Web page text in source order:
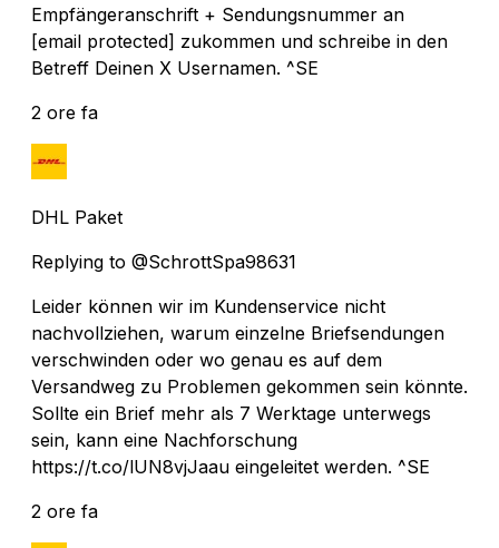
Empfängeranschrift + Sendungsnummer an
[email protected] zukommen und schreibe in den
Betreff Deinen X Usernamen. ^SE
2 ore fa
DHL Paket
Replying to @SchrottSpa98631
Leider können wir im Kundenservice nicht
nachvollziehen, warum einzelne Briefsendungen
verschwinden oder wo genau es auf dem
Versandweg zu Problemen gekommen sein könnte.
Sollte ein Brief mehr als 7 Werktage unterwegs
sein, kann eine Nachforschung
https://t.co/lUN8vjJaau eingeleitet werden. ^SE
2 ore fa